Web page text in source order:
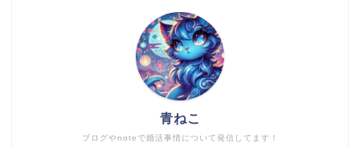
ブログやnoteで婚活事情について発信してます！
青ねこ